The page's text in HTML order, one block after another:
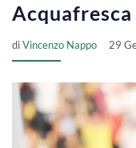
Acquafresca
diVincenzo Nappo 29